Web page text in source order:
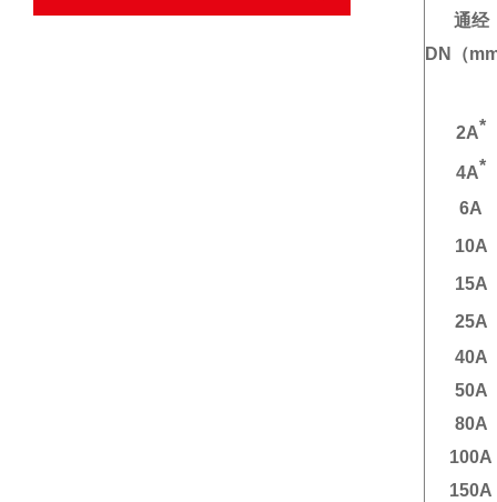
通经
DN（
2A*
4A*
6A
10A
15A
25A
40A
50A
80A
100A
150A